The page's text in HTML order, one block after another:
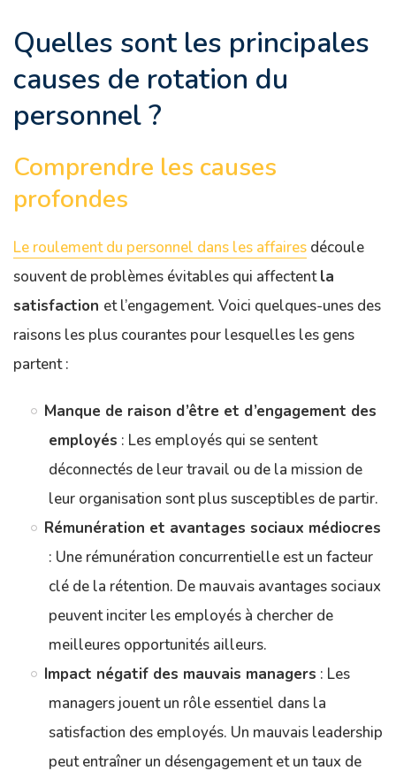
Quelles sont les principales
causes de rotation du
personnel ?
Comprendre les causes
profondes
Le roulement du personnel dans les affaires découle
souvent de problèmes évitables qui affectentla
satisfaction et l’engagement. Voici quelques-unes des
raisons les plus courantes pour lesquelles les gens
partent :
Manque de raison d’être et d’engagement des
employés : Les employés qui se sentent
déconnectés de leur travail ou de la mission de
leur organisation sont plus susceptibles de partir.
Rémunération et avantages sociaux médiocres
: Une rémunération concurrentielle est un facteur
clé de la rétention. De mauvais avantages sociaux
peuvent inciter les employés à chercher de
meilleures opportunités ailleurs.
Impact négatif des mauvais managers : Les
managers jouent un rôle essentiel dans la
satisfaction des employés. Un mauvais leadership
peut entraîner un désengagement et un taux de